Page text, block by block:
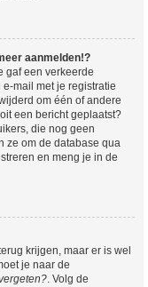
aanmelden!?
gaf een verkeerde
mail met je registratie
om één of andere
een bericht geplaatst?
die nog geen
ze om de database qua
en meng je in de
krijgen, maar er is wel
je naar de
. Volg de